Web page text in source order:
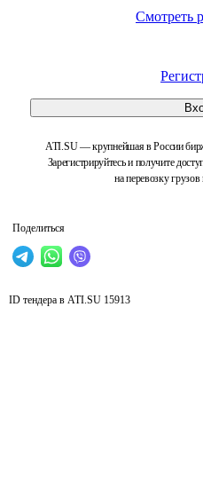
Смотреть
ATI.SU — крупнейшая в России
Зарегистрируйтесь и получите
на перевозку
Поделиться
ID тендера в ATI.SU 15913